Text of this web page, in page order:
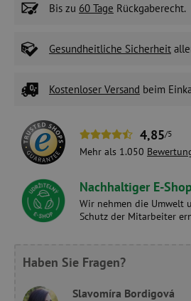
Bis zu 60 Tage Rückgaberecht.
Gesundheitliche Sicherheit
Kostenloser Versand beim
4,85/5
Mehr als 1.050
Nachhaltiger E-Shop
Wir nehmen die Umwelt
Schutz der Mitarbeiter
Haben Sie Fragen?
Slavomíra Bordigová